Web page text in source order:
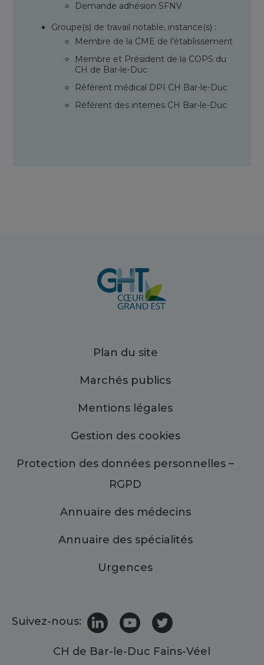
Demande adhésion SFNV
Groupe(s) de travail notable, instance(s) :
Membre de la CME de l’établissement
Membre et Président de la COPS du
CH de Bar-le-Duc
Référent médical DPI CH Bar-le-Duc
Référent des internes CH Bar-le-Duc
Plan du site
Marchés publics
Mentions légales
Gestion des cookies
Protection des données personnelles –
RGPD
Annuaire des médecins
Annuaire des spécialités
Urgences
Suivez-nous:
CH de Bar-le-Duc Fains-Véel